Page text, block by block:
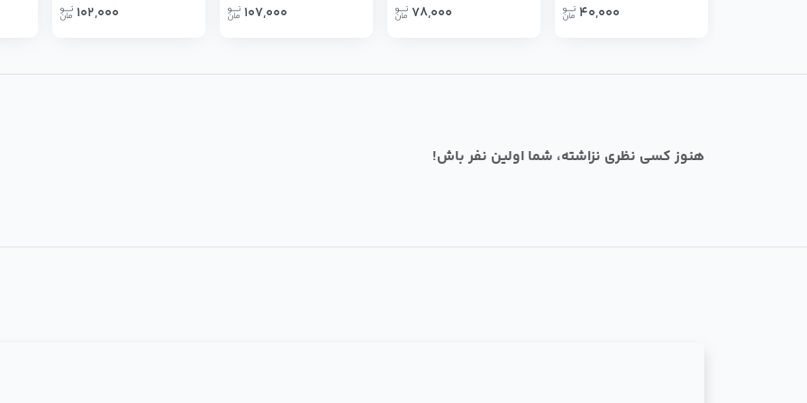
40,000
78,000
107,000
102,000
هنوز کسی نظری نزاشته، شما اولین نفر باش!